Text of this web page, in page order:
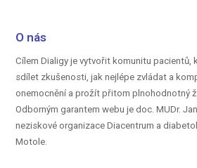
O nás
Cílem Dialigy je vytvořit komunitu pacientů,
sdílet zkušenosti, jak nejlépe zvládat a
onemocnění a prožít přitom plnohodnotný
Odborným garantem webu je doc. MUDr.
neziskové organizace Diacentrum a
Motole.